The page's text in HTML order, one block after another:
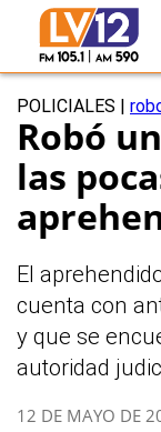
POLICIALES
Robó
las
El
cuenta con
y que se
autoridad
12 DE MAYO DE